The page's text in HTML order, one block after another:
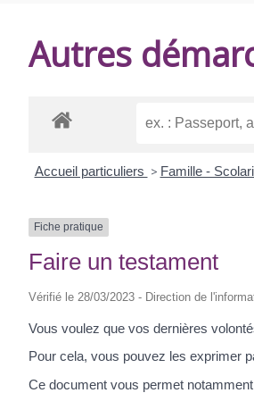
Autres
Accueil particuliers > Famille -
Fiche pratique
Faire un testament
Vérifié le 28/03/2023 - Direction de
Vous voulez que vos dernières
Pour cela, vous pouvez les exprimer
Ce document vous permet